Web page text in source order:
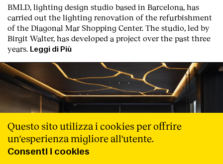
BMLD, lighting design studio based in Barcelona, has
carried out the lighting renovation of the refurbishment
of the Diagonal Mar Shopping Center. The studio, led by
Birgit Walter, has developed a project over the past three
years. Leggi di Più
Questo sito utilizza i cookies per offrire
un'esperienza migliore all'utente.
Consenti i cookies